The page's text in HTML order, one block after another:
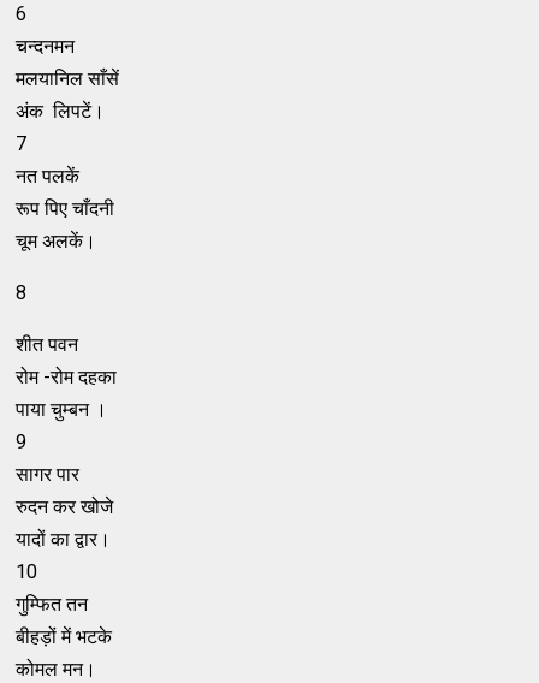
6
चन्दनमन
मलयानिल साँसें
अंक लिपटें।
7
नत पलकें
रूप पिए चाँदनी
चूम अलकें।
8
शीत पवन
रोम -रोम दहका
पाया चुम्बन ।
9
सागर पार
रुदन कर खोजे
यादों का द्वार।
10
गुम्फित तन
बीहड़ों में भटके
कोमल मन।